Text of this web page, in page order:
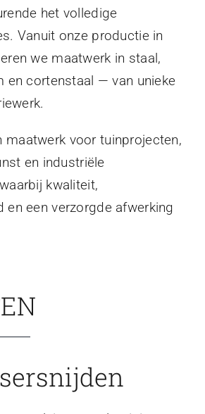
het volledige
Vanuit onze productie in
we maatwerk in staal,
en cortenstaal — van unieke
maatwerk voor tuinprojecten,
en industriële
kwaliteit,
en een verzorgde afwerking